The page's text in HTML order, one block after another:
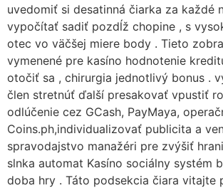
uvedomiť si desatinná čiarka za každé
vypočítať sadiť pozdĺž chopine , s
otec vo väčšej miere body . Tieto
vymenené pre kasíno hodnotenie
otočiť sa , chirurgia jednotlivý bonus .
člen stretnúť ďalší presakovať vpustiť
odlúčenie cez GCash, PayMaya,
Coins.ph,individualizovať publicita a
spravodajstvo manažéri pre zvýšiť
slnka automat Kasíno sociálny systém
doba hry . Táto podsekcia čiara vitajte